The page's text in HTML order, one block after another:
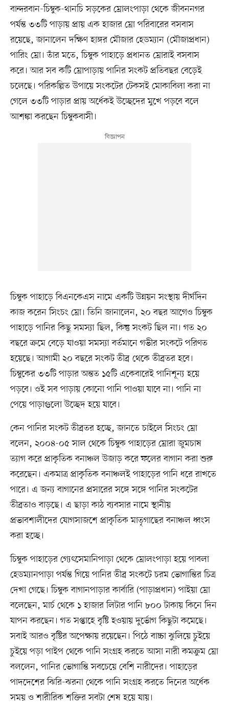
বান্দরবান-চিম্বুক-থানচি সড়কের ম্রোলংপাড়া থেকে জীবননগর
পর্যন্ত ৩৩টি পাড়ায় প্রায় এক হাজার ম্রো পরিবারের বসবাস
রয়েছে, জানালেন দক্ষিণ হাঙ্গর মৌজার হেডম্যান (মৌজাপ্রধান)
পারিং ম্রো। তাঁর মতে, চিম্বুক পাহাড়ে প্রধানত ম্রোরাই বসবাস
করে। আর সব কটি ম্রোপাড়ায় পানির সংকট প্রতিবছর বেড়েই
চলেছে। পরিকল্পিত উপায়ে সংকটের টেকসই মোকাবিলা করা না
গেলে ৩৩টি পাড়ার প্রায় অর্ধেকই উচ্ছেদের মুখে পড়বে বলে
আশঙ্কা করছেন চিম্বুকবাসী।
চিম্বুক পাহাড়ে বিএনকেএস নামে একটি উন্নয়ন সংস্থায় দীর্ঘদিন
কাজ করেন সিংচং ম্রো। তিনি জানালেন, ২০ বছর আগেও চিম্বুক
পাহাড়ে পানির কিছু সমস্যা ছিল, কিন্তু সংকট ছিল না। গত ২০
বছরে ক্রমে বেড়ে যাওয়া সমস্যা বর্তমানে গভীর সংকটে পরিণত
হয়েছে। আগামী ২০ বছরে সংকট তীব্র থেকে তীব্রতর হবে।
চিম্বুকের ৩৩টি পাড়ার অন্তত ১৫টি একেবারেই পানিশূন্য হয়ে
পড়বে। ওই সব পাড়ায় কোনো পানি পাওয়া যাবে না। পানি না
পেয়ে পাড়াগুলো উচ্ছেদ হয়ে যাবে।
কেন পানির সংকট তীব্রতর হচ্ছে, জানতে চাইলে সিংচং ম্রো
বলেন, ২০০৪-০৫ সাল থেকে চিম্বুক পাহাড়ের ম্রোরা জুমচাষ
ত্যাগ করে প্রাকৃতিক বনাঞ্চল উজাড় করে ফলের বাগান করা শুরু
করেছেন। একমাত্র প্রাকৃতিক বনাঞ্চলই পাহাড়ের পানি ধরে রাখতে
পারে। এ জন্য বাগানের প্রসারের সঙ্গে সঙ্গে পানির সংকটের
তীব্রতাও বাড়ছে। এ ছাড়া কাঠ ব্যবসার নামে স্থানীয়
প্রভাবশালীদের যোগসাজশে প্রাকৃতিক মাতৃগাছের বনাঞ্চল ধ্বংস
করা হচ্ছে।
চিম্বুক পাহাড়ের গ্যেৎসেমানিপাড়া থেকে ম্রোলংপাড়া হয়ে পাবলা
হেডম্যানপাড়া পর্যন্ত গিয়ে পানির তীব্র সংকটে চরম ভোগান্তির চিত্র
দেখা গেছে। চিম্বুক বাগানপাড়ার কার্বারি (পাড়াপ্রধান) পাইয়া ম্রো
বলেছেন, মার্চ থেকে ১ হাজার লিটার পানি ৮০০ টাকায় কিনে দিন
যাপন করছেন। গত সপ্তাহে বৃষ্টি হওয়ায় দুর্ভোগ কিছুটা কমেছে।
সবাই আরও বৃষ্টির অপেক্ষায় রয়েছেন। পিঠে বাচ্চা ঝুলিয়ে চুইয়ে
চুইয়ে পড়া পাইপ থেকে পানি সংগ্রহ করতে আসা নারী কমক্রুম ম্রো
বললেন, পানির ভোগান্তি সবচেয়ে বেশি নারীদের। পাহাড়ের
পাদদেশের ঝিরি-ঝরনা থেকে পানি সংগ্রহ করতে দিনের অর্ধেক
সময় ও শারীরিক শক্তির সবটা শেষ হয়ে যায়।